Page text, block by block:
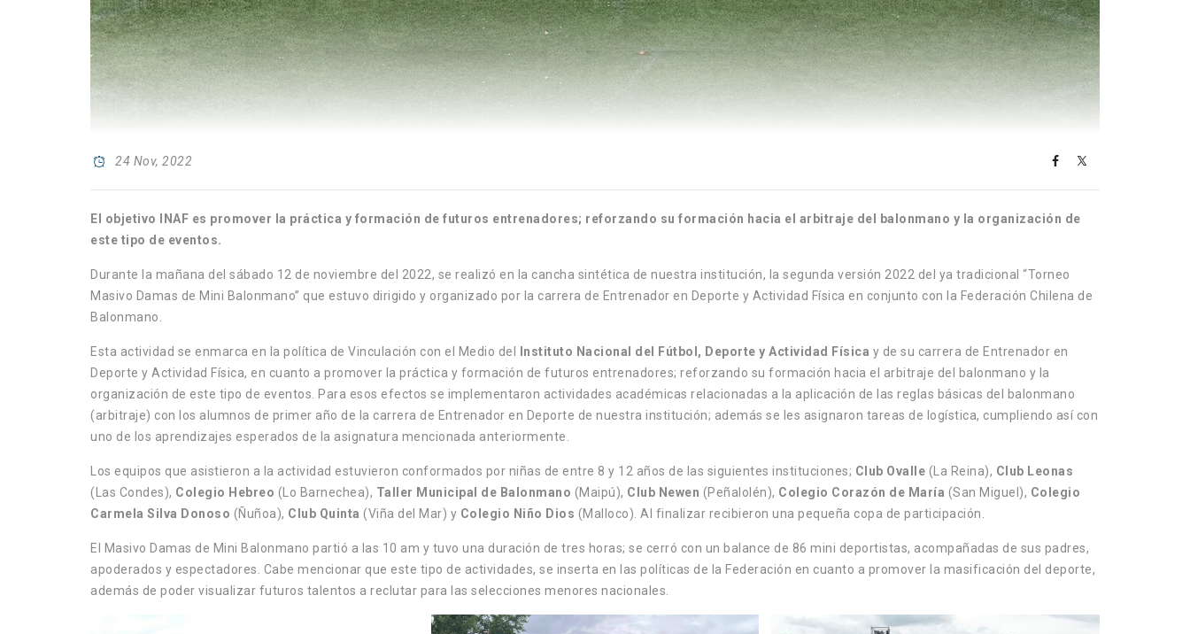
24 Nov, 2022
El objetivo INAF es promover la práctica y formación de futuros entrenadores; reforzando su formación hacia el arbitraje del balonmano y la organización de
este tipo de eventos.
Durante la mañana del sábado 12 de noviembre del 2022, se realizó en la cancha sintética de nuestra institución, la segunda versión 2022 del ya tradicional “Torneo
Masivo Damas de Mini Balonmano” que estuvo dirigido y organizado por la carrera de Entrenador en Deporte y Actividad Física en conjunto con la Federación Chilena de
Balonmano.
Esta actividad se enmarca en la política de Vinculación con el Medio del Instituto Nacional del Fútbol, Deporte y Actividad Física y de su carrera de Entrenador en
Deporte y Actividad Física, en cuanto a promover la práctica y formación de futuros entrenadores; reforzando su formación hacia el arbitraje del balonmano y la
organización de este tipo de eventos. Para esos efectos se implementaron actividades académicas relacionadas a la aplicación de las reglas básicas del balonmano
(arbitraje) con los alumnos de primer año de la carrera de Entrenador en Deporte de nuestra institución; además se les asignaron tareas de logística, cumpliendo así con
uno de los aprendizajes esperados de la asignatura mencionada anteriormente.
Los equipos que asistieron a la actividad estuvieron conformados por niñas de entre 8 y 12 años de las siguientes instituciones; Club Ovalle (La Reina), Club Leonas
(Las Condes), Colegio Hebreo (Lo Barnechea), Taller Municipal de Balonmano (Maipú), Club Newen (Peñalolén), Colegio Corazón de María (San Miguel), Colegio
Carmela Silva Donoso (Ñuñoa), Club Quinta (Viña del Mar) y Colegio Niño Dios (Malloco). Al finalizar recibieron una pequeña copa de participación.
El Masivo Damas de Mini Balonmano partió a las 10 am y tuvo una duración de tres horas; se cerró con un balance de 86 mini deportistas, acompañadas de sus padres,
apoderados y espectadores. Cabe mencionar que este tipo de actividades, se inserta en las políticas de la Federación en cuanto a promover la masificación del deporte,
además de poder visualizar futuros talentos a reclutar para las selecciones menores nacionales.